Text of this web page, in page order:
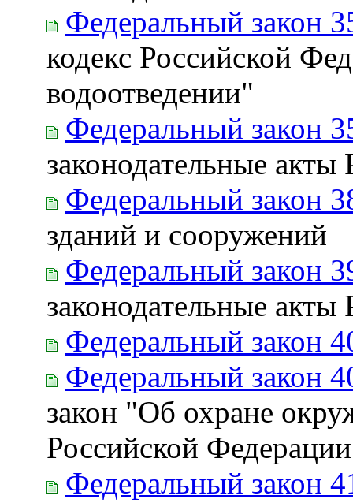
Федеральный закон
кодекс Российской
водоотведении"
Федеральный закон
законодательные
Федеральный закон
зданий и сооружений
Федеральный закон
законодательные
Федеральный закон
Федеральный закон
закон "Об охране
Российской Федерации
Федеральный закон